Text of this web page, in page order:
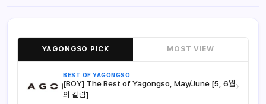
YAGONGSO PICK MOST VIEW
BEST OF YAGONGSO
[BOY] The Best of Yagongso, May/June [5, 6월
의 칼럼]
›